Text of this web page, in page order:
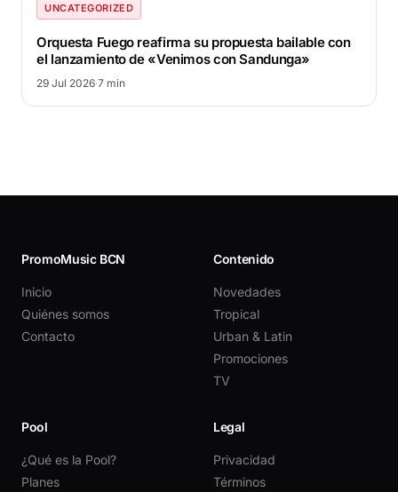
UNCATEGORIZED
Orquesta Fuego reafirma su propuesta bailable con
el lanzamiento de «Venimos con Sandunga»
29 Jul 2026·7 min
PromoMusic BCN
Inicio
Quiénes somos
Contacto
Contenido
Novedades
Tropical
Urban & Latin
Promociones
TV
Pool
¿Qué es la Pool?
Planes
Legal
Privacidad
Términos